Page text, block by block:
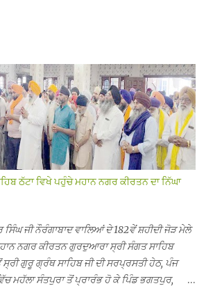
ਠੱਟਾ ਵਿਖੇ ਪਹੁੰਚੇ ਮਹਾਨ ਨਗਰ ਕੀਰਤਨ ਦਾ ਨਿੱਘਾ
ਸਿੰਘ ਜੀ ਨੌਰੰਗਾਬਾਦ ਵਾਲਿਆਂ ਦੇ 182ਵੇਂ ਸ਼ਹੀਦੀ ਜੋੜ ਮੇਲੇ
ਨਗਰ ਕੀਰਤਨ ਗੁਰਦੁਆਰਾ ਸ੍ਰੀ ਸੰਗਤ ਸਾਹਿਬ
ਗੁਰੂ ਗ੍ਰੰਥ ਸਾਹਿਬ ਜੀ ਦੀ ਸਰਪ੍ਰਸਤੀ ਹੇਠ, ਪੰਜ
ਮਹੱਲਾ ਸੰਤਪੁਰਾ ਤੋਂ ਪ੍ਰਾਰੰਭ ਹੋ ਕੇ ਪਿੰਡ ਭਗਤਪੁਰ,